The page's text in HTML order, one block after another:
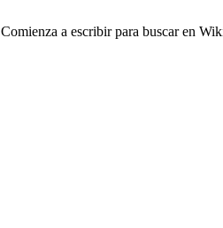
Comienza a escribir para buscar en